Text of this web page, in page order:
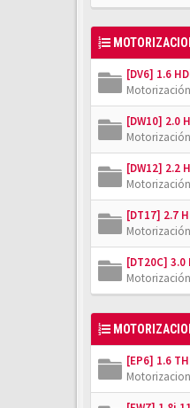
[DV6] 1.6
Motorización
[DW10] 2.0
Motorización
[DW12] 2.2
Motorización
[DT17] 2.7
Motorización
[DT20C] 3.0
Motorización
[EP6] 1.6